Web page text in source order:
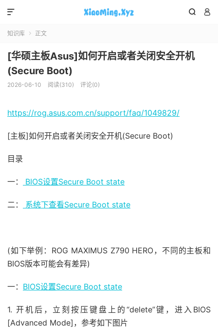
 

知识库  正文
[华硕主板Asus]如何开启或者关闭安全开机
(Secure Boot)
2026-06-10 阅读(310) 评论(0)
https://rog.asus.com.cn/support/faq/1049829/
[主板]如何开启或者关闭安全开机(Secure Boot)
目录
一： BIOS设置Secure Boot state
二： 系统下查看Secure Boot state
(如下举例：ROG MAXIMUS Z790 HERO，不同的主板和
BIOS版本可能会有差异)
一： BIOS设置Secure Boot state
1. 开机后，立刻按压键盘上的“delete”键，进入BIOS
[Advanced Mode]，参考如下图片